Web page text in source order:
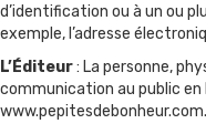
d’identification ou à un ou
exemple, l’adresse
L’Éditeur: La personne,
communication au public en
www.pepitesdebonheur.com.